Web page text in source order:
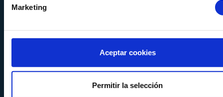
Marketing
Aceptar cookies
Permitir la selección
Les Franqueses del Valles